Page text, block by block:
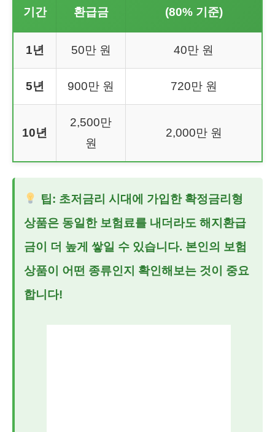
기간
환급금
(80% 기준)
1년 50만 원 40만 원
5년 900만 원 720만 원
10년
2,500만
원
2,000만 원
팁: 초저금리 시대에 가입한 확정금리형
상품은 동일한 보험료를 내더라도 해지환급
금이 더 높게 쌓일 수 있습니다. 본인의 보험
상품이 어떤 종류인지 확인해보는 것이 중요
합니다!